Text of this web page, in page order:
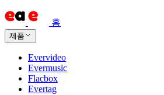
홈
제품
Evervideo
Evermusic
Flacbox
Evertag